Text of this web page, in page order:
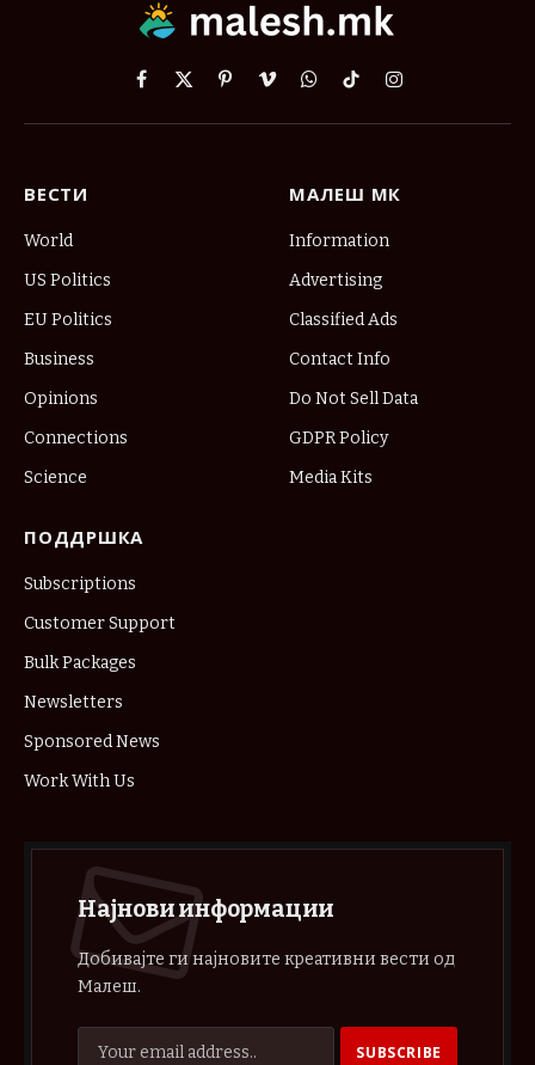
Facebook
X
PinterestVimeoWhatsApp
TikTokInstagram
ВЕСТИ
World
US Politics
EU Politics
Business
Opinions
Connections
Science
МАЛЕШ МК
Information
Advertising
Classified Ads
Contact Info
Do Not Sell Data
GDPR Policy
Media Kits
ПОДДРШКА
Subscriptions
Customer Support
Bulk Packages
Newsletters
Sponsored News
Work With Us
Најнови информации
Добивајте ги најновите креативни вести од
Малеш.